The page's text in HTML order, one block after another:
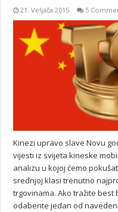
21. Veljača 2015 5
Kinezi upravo slave Novu
vijesti iz svijeta kineske
analizu u kojoj ćemo
srednjoj klasi trenutno
trgovinama. Ako tražite
odaberite jedan od